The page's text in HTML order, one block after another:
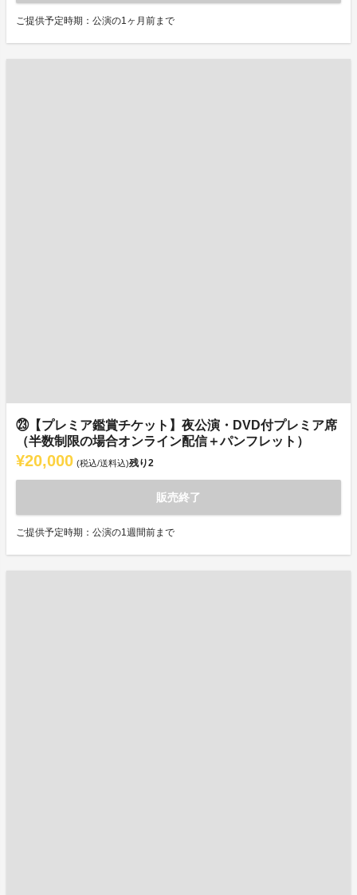
ご提供予定時期：公演の1ヶ月前まで
㉓【プレミア鑑賞チケット】夜公演・DVD付プレミア席
（半数制限の場合オンライン配信＋パンフレット）
¥20,000 (税込/送料込)残り2
販売終了
ご提供予定時期：公演の1週間前まで